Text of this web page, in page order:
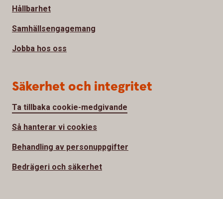
Hållbarhet
Samhällsengagemang
Jobba hos oss
Säkerhet och integritet
Ta tillbaka cookie-medgivande
Så hanterar vi cookies
Behandling av personuppgifter
Bedrägeri och säkerhet